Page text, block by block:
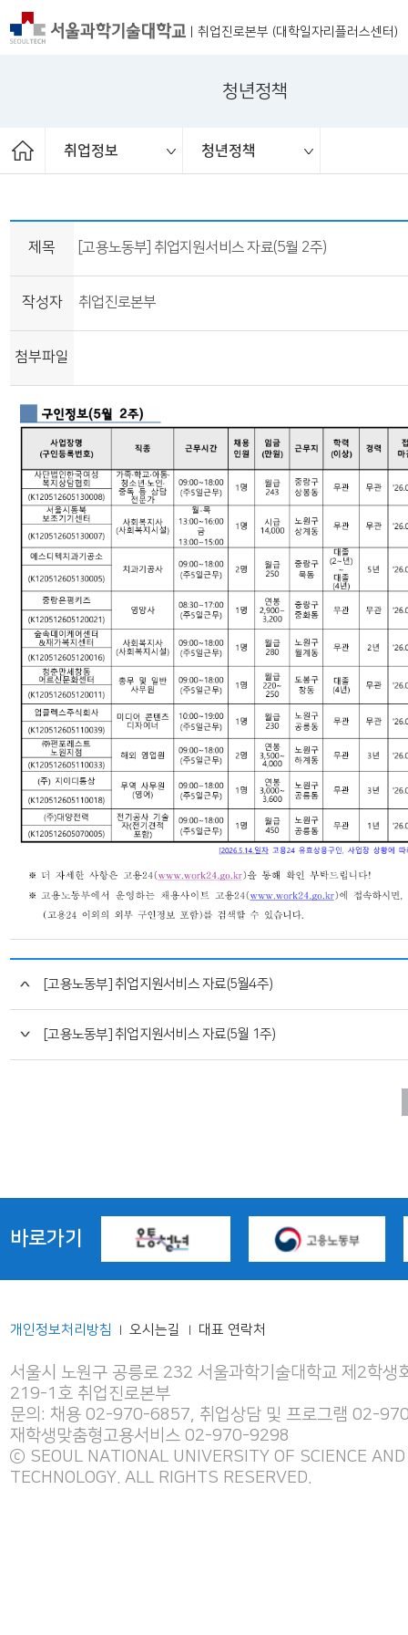
|취업진로본부 (대학일자리플러스센터)
청년정책
취업정보 청년정책
취업상담
프로그램
채용공고
취업정보
ST커리어멘토링
취업진로본부
공지사항
대외활동
청년정책
취업 서포터즈
보도자료
제목 [고용노동부] 취업지원서비스 자료(5월 2주)
작성자 취업진로본부
첨부파일
[고용노동부] 취업지원서비스 자료(5월4주)
[고용노동부] 취업지원서비스 자료(5월 1주)
바로가기
개인정보처리방침 | 오시는길 | 대표 연락처
서울시 노원구 공릉로 232 서울과학기술대학교 제2학생
219-1호 취업진로본부
문의: 채용 02-970-6857, 취업상담 및 프로그램 02-
재학생맞춤형고용서비스 02-970-9298
ⓒ SEOUL NATIONAL UNIVERSITY OF SCIENCE AND
TECHNOLOGY. ALL RIGHTS RESERVED.